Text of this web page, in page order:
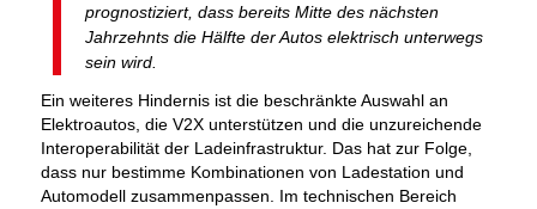
prognostiziert, dass bereits Mitte des nächsten
Jahrzehnts die Hälfte der Autos elektrisch unterwegs
sein wird.
Ein weiteres Hindernis ist die beschränkte Auswahl an
Elektroautos, die V2X unterstützen und die unzureichende
Interoperabilität der Ladeinfrastruktur. Das hat zur Folge,
dass nur bestimme Kombinationen von Ladestation und
Automodell zusammenpassen. Im technischen Bereich